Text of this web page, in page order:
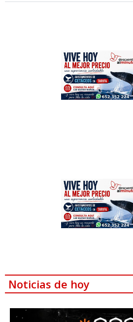
Noticias de hoy